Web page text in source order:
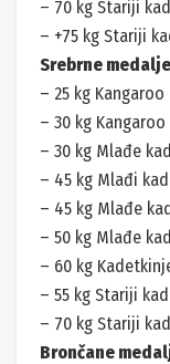
– 70 kg Stariji
– +75 kg Stariji
Srebrne
– 25 kg Kangaroo
– 30 kg
– 30 kg Mlađe
– 45 kg Mlađi
– 45 kg Mlađe
– 50 kg Mlađe
– 60 kg
– 55 kg Stariji
– 70 kg Stariji
Brončane